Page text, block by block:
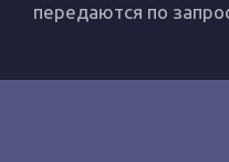
передаются по